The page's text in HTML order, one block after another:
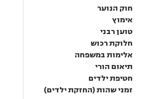
חוק הנוער
אימוץ
טוען רבני
חלוקת רכוש
אלימות במשפחה
תיאום הורי
חטיפת ילדים
זמני שהות (החזקת ילדים)